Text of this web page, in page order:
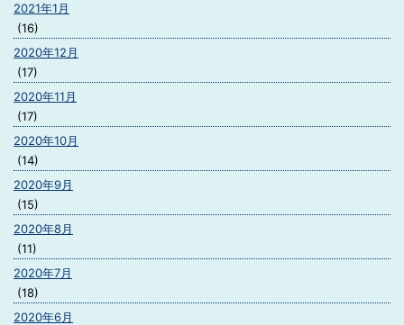
2021年1月
(16)
2020年12月
(17)
2020年11月
(17)
2020年10月
(14)
2020年9月
(15)
2020年8月
(11)
2020年7月
(18)
2020年6月